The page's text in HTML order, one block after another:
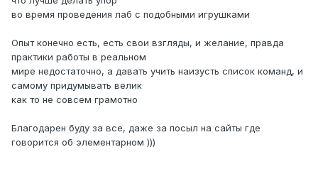
во время проведения лаб с подобными игрушками
Опыт конечно есть, есть свои взгляды, и желание, правда
практики работы в реальном
мире недостаточно, а давать учить наизусть список команд, и
самому придумывать велик
как то не совсем грамотно
Благодарен буду за все, даже за посыл на сайты где
говорится об элементарном )))